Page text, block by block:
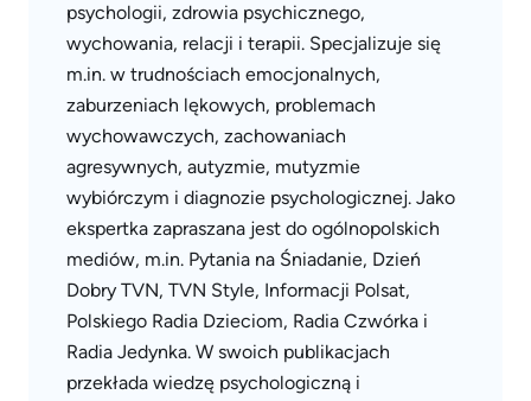
psychologii, zdrowia psychicznego,
wychowania, relacji i terapii. Specjalizuje się
m.in. w trudnościach emocjonalnych,
zaburzeniach lękowych, problemach
wychowawczych, zachowaniach
agresywnych, autyzmie, mutyzmie
wybiórczym i diagnozie psychologicznej. Jako
ekspertka zapraszana jest do ogólnopolskich
mediów, m.in. Pytania na Śniadanie, Dzień
Dobry TVN, TVN Style, Informacji Polsat,
Polskiego Radia Dzieciom, Radia Czwórka i
Radia Jedynka. W swoich publikacjach
przekłada wiedzę psychologiczną i